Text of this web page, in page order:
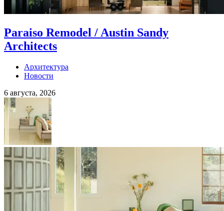
Paraiso Remodel / Austin Sandy
Architects
Архитектура
Новости
6 августа, 2026